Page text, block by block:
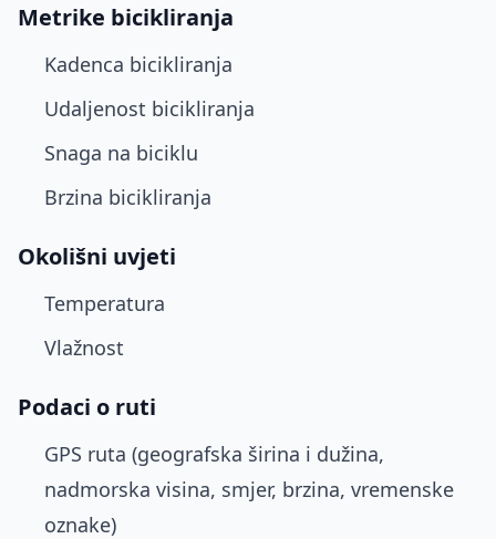
Metrike bicikliranja
Kadenca bicikliranja
Udaljenost bicikliranja
Snaga na biciklu
Brzina bicikliranja
Okolišni uvjeti
Temperatura
Vlažnost
Podaci o ruti
GPS ruta (geografska širina i dužina,
nadmorska visina, smjer, brzina, vremenske
oznake)